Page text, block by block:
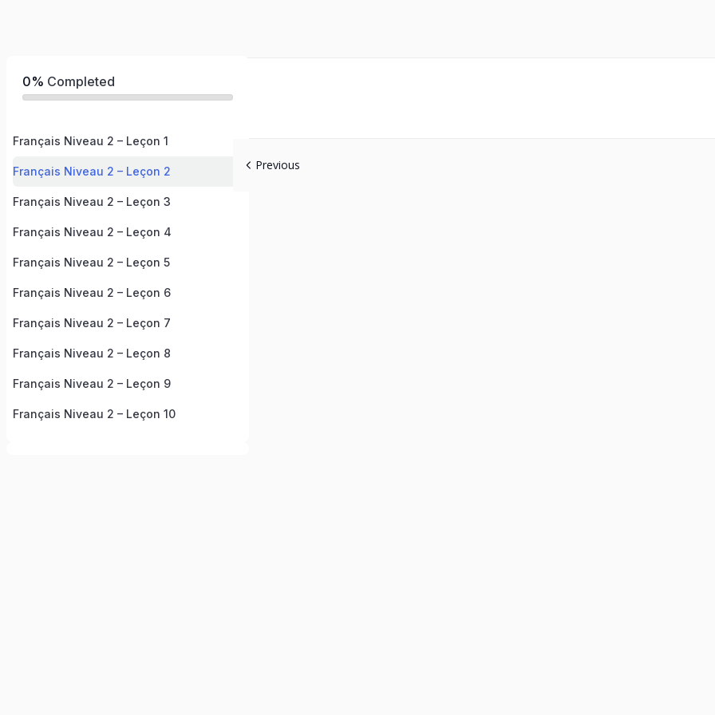
0% Completed
Français Niveau 2 – Leçon 1
Français Niveau 2 – Leçon 2
Français Niveau 2 – Leçon 3
Français Niveau 2 – Leçon 4
Français Niveau 2 – Leçon 5
Français Niveau 2 – Leçon 6
Français Niveau 2 – Leçon 7
Français Niveau 2 – Leçon 8
Français Niveau 2 – Leçon 9
Français Niveau 2 – Leçon 10
Previous